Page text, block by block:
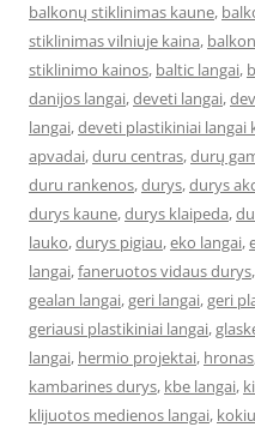
balkonų stiklinimas kaune,
stiklinimas vilniuje kaina,
stiklinimo kainos, baltic langai,
danijos langai,deveti langai,
langai,deveti plastikiniai langai
apvadai,duru centras,durų
duru rankenos,durys,durys
durys kaune,durys klaipeda,
lauko,durys pigiau,eko langai,
langai,faneruotos vidaus durys,
gealan langai,geri langai,geri
geriausi plastikiniai langai,
langai, hermio projektai, hronas
kambarines durys, kbe langai,
klijuotos medienos langai,